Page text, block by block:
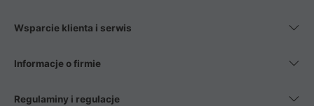
Wsparcie klienta i serwis
Informacje o firmie
Regulaminy i regulacje